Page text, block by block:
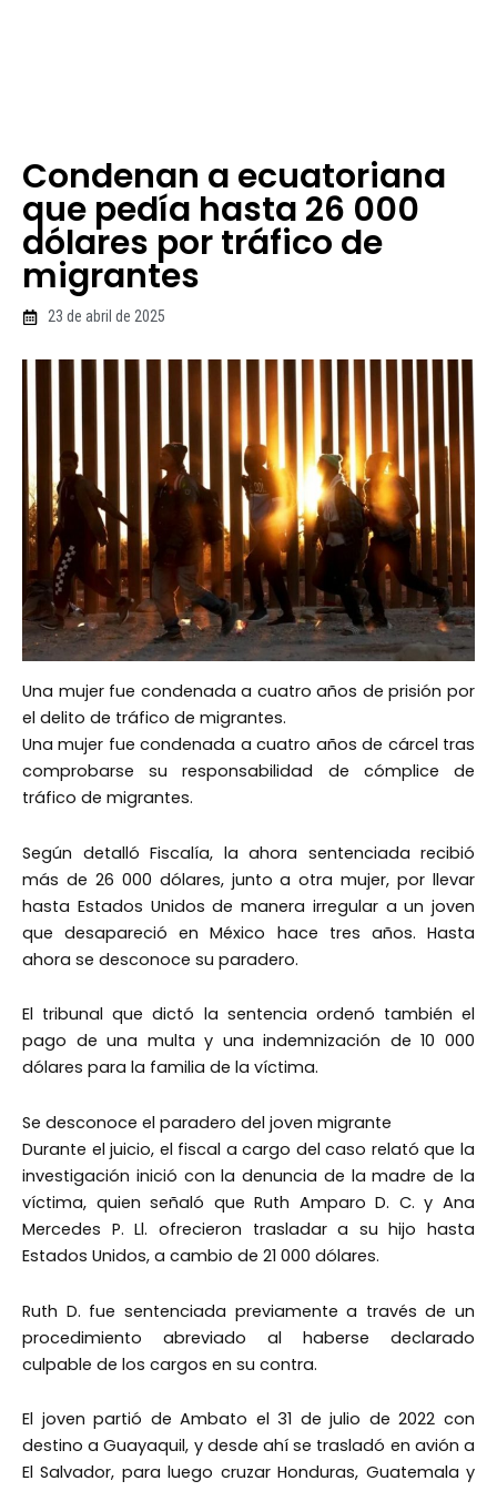
Condenan a ecuatoriana
que pedía hasta 26 000
dólares por tráfico de
migrantes
23 de abril de 2025
Una mujer fue condenada a cuatro años de prisión por
el delito de tráfico de migrantes.
Una mujer fue condenada a cuatro años de cárcel tras
comprobarse su responsabilidad de cómplice de
tráfico de migrantes.
Según detalló Fiscalía, la ahora sentenciada recibió
más de 26 000 dólares, junto a otra mujer, por llevar
hasta Estados Unidos de manera irregular a un joven
que desapareció en México hace tres años. Hasta
ahora se desconoce su paradero.
El tribunal que dictó la sentencia ordenó también el
pago de una multa y una indemnización de 10 000
dólares para la familia de la víctima.
Se desconoce el paradero del joven migrante
Durante el juicio, el fiscal a cargo del caso relató que la
investigación inició con la denuncia de la madre de la
víctima, quien señaló que Ruth Amparo D. C. y Ana
Mercedes P. Ll. ofrecieron trasladar a su hijo hasta
Estados Unidos, a cambio de 21 000 dólares.
Ruth D. fue sentenciada previamente a través de un
procedimiento abreviado al haberse declarado
culpable de los cargos en su contra.
El joven partió de Ambato el 31 de julio de 2022 con
destino a Guayaquil, y desde ahí se trasladó en avión a
El Salvador, para luego cruzar Honduras, Guatemala y